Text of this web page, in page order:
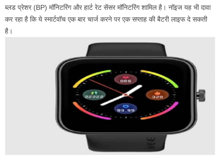
ब्लड प्रेशर (BP) मॉनिटरिंग और हार्ट रेट सेंसर मॉनिटरिंग शामिल है। नॉइज यह भी दावा
कर रहा है कि ये स्मार्टवॉच एक बार चार्ज करने पर एक सप्ताह की बैटरी लाइफ दे सकती
है।